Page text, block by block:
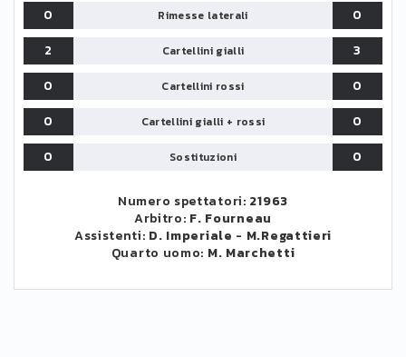
0
Rimesse laterali
0
2
Cartellini gialli
3
0
Cartellini rossi
0
0
Cartellini gialli + rossi
0
0
Sostituzioni 0
Numero spettatori: 21963
Arbitro: F. Fourneau
Assistenti: D. Imperiale - M.Regattieri
Quarto uomo: M. Marchetti